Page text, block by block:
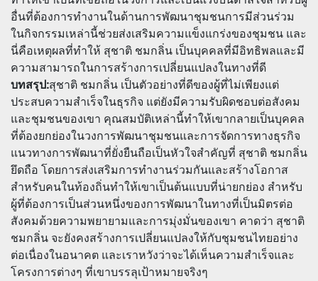
อื่นที่ต้องการทำงานในด้านการพัฒนาชุมชนการมีส่วนร่วม
ในกิจกรรมเหล่านี้ช่วยส่งเสริมความแข็งแกร่งของชุมชน และ
นี่คือเหตุผลที่ทำให้ สุชาติ ชมกลิ่น เป็นบุคคลที่มีอิทธิพลและมี
ความสามารถในการสร้างการเปลี่ยนแปลงในทางที่ดี
บทสรุป:สุชาติ ชมกลิ่น เป็นตัวอย่างที่ดีของผู้ที่ไม่เพียงแต่
ประสบความสำเร็จในธุรกิจ แต่ยังมีความรับผิดชอบต่อสังคม
และชุมชนของเขา คุณสมบัติเหล่านี้ทำให้เขากลายเป็นบุคคล
ที่ต้องยกย่องในวงการพัฒนาชุมชนและการจัดการทางธุรกิจ
แนวทางการพัฒนาที่ยั่งยืนถือเป็นหัวใจสำคัญที่ สุชาติ ชมกลิ่น
ยึดถือ โดยการส่งเสริมการทำงานร่วมกันและสร้างโอกาส
สำหรับคนในท้องถิ่นทำให้เขาเป็นต้นแบบที่น่ายกย่อง สำหรับ
ผู้ที่ต้องการเป็นส่วนหนึ่งของการพัฒนาในทางที่เป็นมิตรต่อ
สังคมด้วยความพยายามและการมุ่งมั่นของเขา คาดว่า สุชาติ
ชมกลิ่น จะยังคงสร้างการเปลี่ยนแปลงให้กับชุมชนไทยอย่าง
ต่อเนื่องในอนาคต และเราหวังว่าจะได้เห็นความสำเร็จและ
โครงการต่างๆ ที่เขาบรรลุเป้าหมายจริงๆ